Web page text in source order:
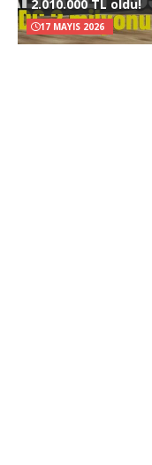
2.010.000 TL oldu!
17 MAYIS 2026